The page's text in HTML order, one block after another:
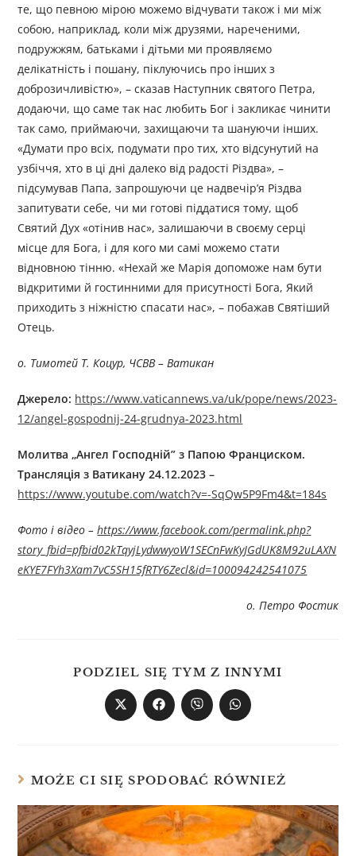
те, що певною мірою можемо відчувати також і ми між
собою, наприклад, коли між друзями, нареченими,
подружжям, батьками і дітьми ми проявляємо
делікатність і пошану, піклуючись про інших з
доброзичливістю», – сказав Наступник святого Петра,
додаючи, що саме так нас любить Бог і закликає чинити
так само, приймаючи, захищаючи та шануючи інших.
«Думати про всіх, подумати про тих, хто відсунутий на
узбіччя, хто в ці дні далеко від радості Різдва», –
підсумував Папа, запрошуючи це надвечір’я Різдва
запитувати себе, чи ми готові піддатися тому, щоб
Святий Дух «отінив нас», залишаючи в своєму серці
місце для Бога, і для кого ми самі можемо стати
відновною тінню. «Нехай же Марія допоможе нам бути
відкритими й гостинними для присутності Бога, Який
приходить з ніжністю спасати нас», – побажав Святіший
Отець.
о. Тимотей Т. Коцур, ЧСВВ – Ватикан
Джерелo: https://www.vaticannews.va/uk/pope/news/2023-
12/angel-gospodnij-24-grudnya-2023.html
Молитва „Ангел Господній” з Папою Франциском.
Трансляція з Ватикану 24.12.2023 –
https://www.youtube.com/watch?v=-SqQw5P9Fm4&t=184s
Фото і відео – https://www.facebook.com/permalink.php?
story_fbid=pfbid02kTqyjLydwwyoW1SECnFwKyJGdUK8M92uLAXN
eKYE7FYh3Xam7vC5SH15fRTY6Zecl&id=100094242541075
о. Петро Фостик
PODZIEL SIĘ TYM Z INNYMI
MOŻE CI SIĘ SPODOBAĆ RÓWNIEŻ